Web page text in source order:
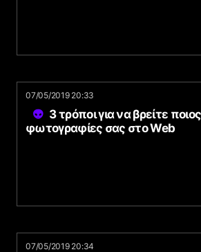
07/05/2019 20:33
3 τρόποι για να βρείτε
φωτογραφίες σας στο Web
07/05/2019 20:34